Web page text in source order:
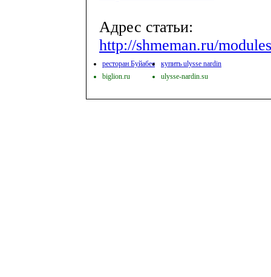
Адрес статьи:
http://shmeman.ru/
ресторан Буйабес
biglion.ru
купить ulysse nardin
ulysse-nardin.su